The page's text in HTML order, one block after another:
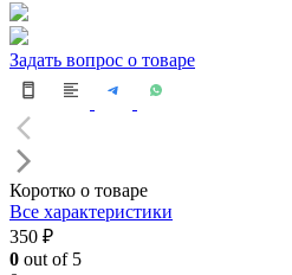
Задать вопрос о товаре
Коротко о товаре
Все характеристики
350 ₽
0 out of 5